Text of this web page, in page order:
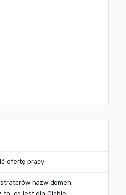
ofertę pracy
nazw domen:
to, co jest dla Ciebie